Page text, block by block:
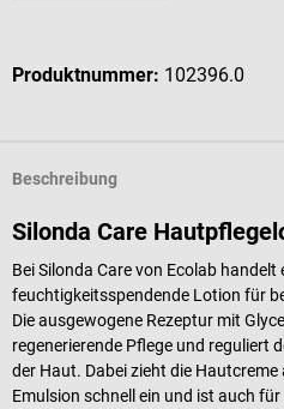
Produktnummer: 102396.0
Beschreibung
Silonda Care
Bei Silonda Care von Ecolab handelt
feuchtigkeitsspendende Lotion für
Die ausgewogene Rezeptur mit
regenerierende Pflege und reguliert
der Haut. Dabei zieht die Hautcreme
Emulsion schnell ein und ist auch